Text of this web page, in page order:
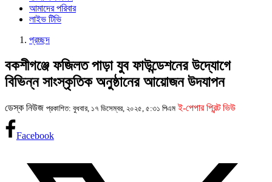
আমাদের পরিবার
লাইভ টিভি
প্রচ্ছদ
বকশীগঞ্জে ফজিলত পাড়া যুব ফাউন্ডেশনের উদ্যোগে
বিভিন্ন সাংস্কৃতিক অনুষ্ঠানের আয়োজন উদযাপন
ডেস্ক নিউজ প্রকাশিত: বুধবার, ১৭ ডিসেম্বর, ২০২৫, ৫:৩১ পিএম ই-পেপার প্রিন্ট ভিউ
Facebook